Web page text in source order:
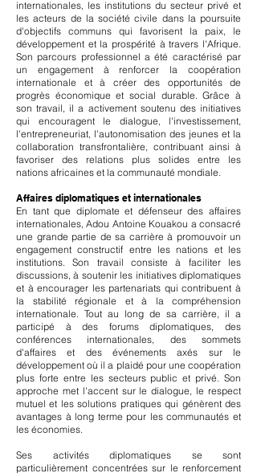
internationales, les institutions du secteur privé et
les acteurs de la société civile dans la poursuite
d'objectifs communs qui favorisent la paix, le
développement et la prospérité à travers l'Afrique.
Son parcours professionnel a été caractérisé par
un engagement à renforcer la coopération
internationale et à créer des opportunités de
progrès économique et social durable. Grâce à
son travail, il a activement soutenu des initiatives
qui encouragent le dialogue, l'investissement,
l'entrepreneuriat, l'autonomisation des jeunes et la
collaboration transfrontalière, contribuant ainsi à
favoriser des relations plus solides entre les
nations africaines et la communauté mondiale.
Affaires diplomatiques et internationales
En tant que diplomate et défenseur des affaires
internationales, Adou Antoine Kouakou a consacré
une grande partie de sa carrière à promouvoir un
engagement constructif entre les nations et les
institutions. Son travail consiste à faciliter les
discussions, à soutenir les initiatives diplomatiques
et à encourager les partenariats qui contribuent à
la stabilité régionale et à la compréhension
internationale. Tout au long de sa carrière, il a
participé à des forums diplomatiques, des
conférences internationales, des sommets
d'affaires et des événements axés sur le
développement où il a plaidé pour une coopération
plus forte entre les secteurs public et privé. Son
approche met l'accent sur le dialogue, le respect
mutuel et les solutions pratiques qui génèrent des
avantages à long terme pour les communautés et
les économies.
Ses activités diplomatiques se sont
particulièrement concentrées sur le renforcement